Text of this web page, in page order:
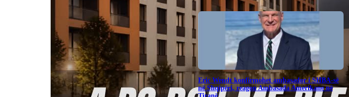
Eric Wendt konfirmohet ambasador i SHBA-së
në Shqipëri, reagon Ambasada Amerikane në